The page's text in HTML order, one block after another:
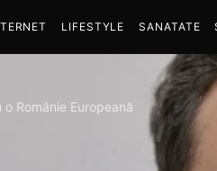
LIFESTYLE SANATATE
Românie Europeană